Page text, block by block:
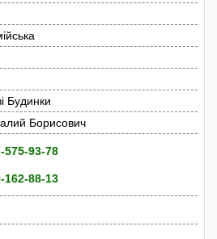
Будинки
Борисович
575-93-78
162-88-13